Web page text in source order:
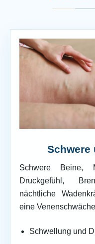
Schwere
Schwere Beine,
Druckgefühl,
nächtliche
eine
Schwellung und